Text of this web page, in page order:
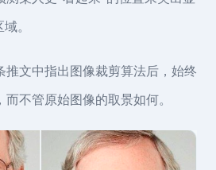
。
推文中指出图像裁剪算法后，始终
不管原始图像的取景如何。